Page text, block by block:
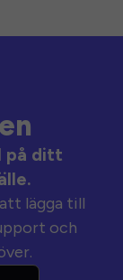
på ditt
lägga till
och